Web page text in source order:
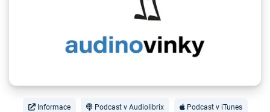
Informace Podcast v Audiolibrix Podcast v iTunes